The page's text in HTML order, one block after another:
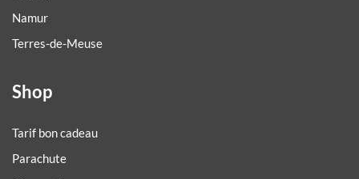
Namur
Terres-de-Meuse
Shop
Tarif bon cadeau
Parachute